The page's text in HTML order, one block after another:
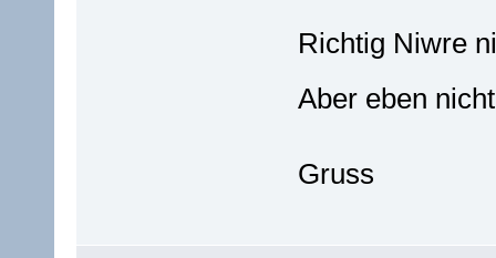
Richtig Niwre
Aber eben
Gruss